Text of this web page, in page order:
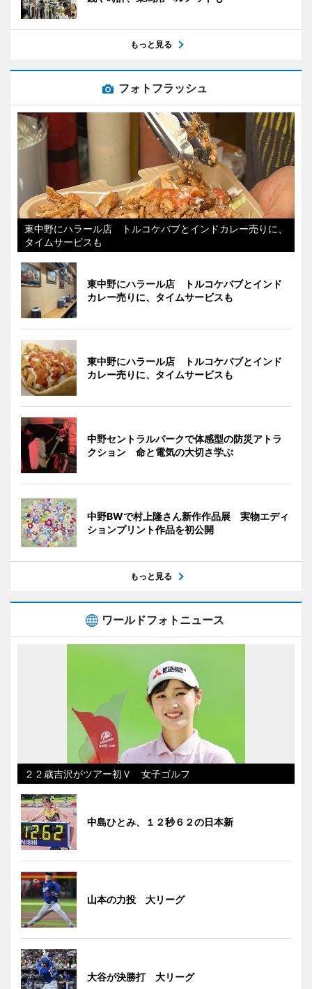
もっと見る
フォトフラッシュ
東中野にハラール店 トルコケバブとインドカレー売りに、
タイムサービスも
東中野にハラール店 トルコケバブとインド
カレー売りに、タイムサービスも
東中野にハラール店 トルコケバブとインド
カレー売りに、タイムサービスも
中野セントラルパークで体感型の防災アトラ
クション 命と電気の大切さ学ぶ
中野BWで村上隆さん新作作品展 実物エディ
ションプリント作品を初公開
もっと見る
ワールドフォトニュース
２２歳吉沢がツアー初Ｖ 女子ゴルフ
中島ひとみ、１２秒６２の日本新
山本の力投 大リーグ
大谷が決勝打 大リーグ